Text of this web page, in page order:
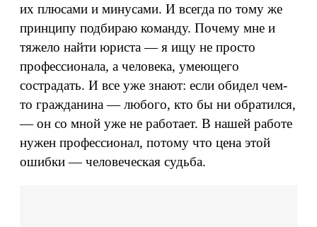
их плюсами и минусами. И всегда по тому же
принципу подбираю команду. Почему мне и
тяжело найти юриста — я ищу не просто
профессионала, а человека, умеющего
сострадать. И все уже знают: если обидел чем-
то гражданина — любого, кто бы ни обратился,
— он со мной уже не работает. В нашей работе
нужен профессионал, потому что цена этой
ошибки — человеческая судьба.